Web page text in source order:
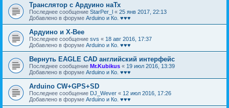
Транслятор с Ардуино наТх
Последнее сообщение StarPer_l « 25 янв 2017, 22:13
Добавлено в форуме Arduino и Ко. ♥♥♥
Ардуино и X-Bee
Последнее сообщение svs « 18 авг 2016, 17:37
Добавлено в форуме Arduino и Ко. ♥♥♥
Вернуть EAGLE CAD английский интерфейс
Последнее сообщение Mr.Kubikus « 19 июл 2016, 13:39
Добавлено в форуме Arduino и Ко. ♥♥♥
Arduino CW+GPS+SD
Последнее сообщение DJ_Wever « 12 июл 2016, 17:26
Добавлено в форуме Arduino и Ко. ♥♥♥